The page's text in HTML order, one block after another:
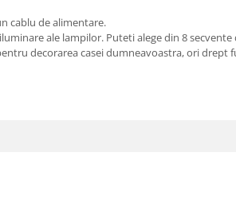
cablu de alimentare.
ale lampilor. Puteti alege din 8 secvente
decorarea casei dumneavoastra, ori